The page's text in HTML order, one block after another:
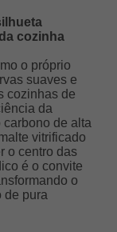
cozinha
o próprio
suaves e
cozinhas de
da
de alta
vitrificado
o centro das
é o convite
o
de pura